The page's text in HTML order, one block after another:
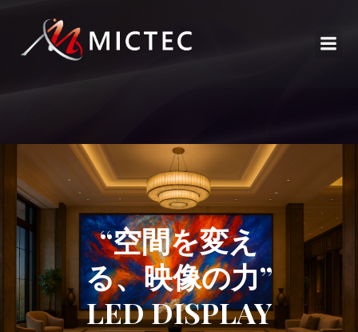
“空間を変え
る、映像の力”
LED DISPLAY